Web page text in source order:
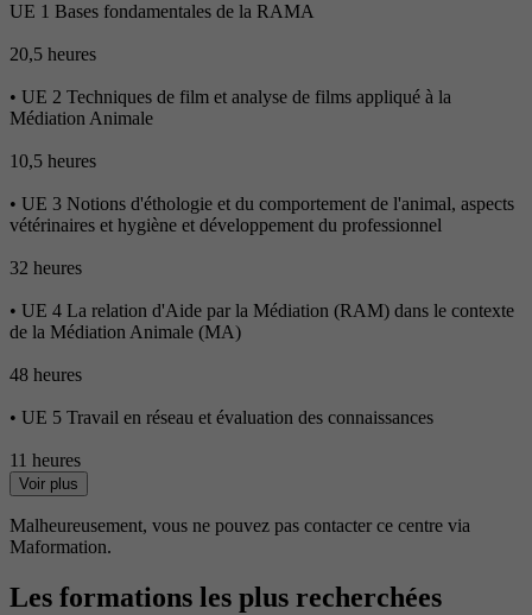
UE 1 Bases fondamentales de la RAMA
20,5 heures
• UE 2 Techniques de film et analyse de films appliqué à la
Médiation Animale
10,5 heures
• UE 3 Notions d'éthologie et du comportement de l'animal, aspects
vétérinaires et hygiène et développement du professionnel
32 heures
• UE 4 La relation d'Aide par la Médiation (RAM) dans le contexte
de la Médiation Animale (MA)
48 heures
• UE 5 Travail en réseau et évaluation des connaissances
11 heures
Voir plus
Malheureusement, vous ne pouvez pas contacter ce centre via
Maformation.
Les formations les plus recherchées